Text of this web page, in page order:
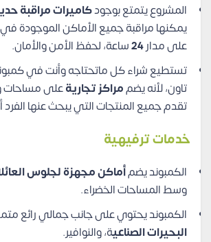
المشروع يتمتع بوجودكاميرات مراقبة
يمكنها مراقبة جميع الأماكن الموجودة
على مدار24ساعة، لحفظ الأمن والأمان.
تستطيع شراء كل ماتحتاجه وأنت في
تاون، لأنه يضممراكز تجاريةعلى مساحات
تقدم جميع المنتجات التي يبحث عنها الفرد
خدمات ترفيهية
الكمبوند يضمأماكن مجهزة لجلوس
وسط المساحات الخضراء.
الكمبوند يحتوي على جانب جمالي رائع
البحيرات الصناعية، والنوافير.